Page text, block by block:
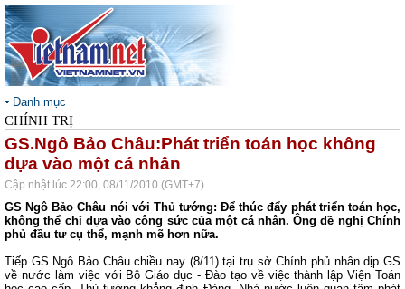
Danh mục
CHÍNH TRỊ
GS.Ngô Bảo Châu:Phát triển toán học không
dựa vào một cá nhân
Cập nhật lúc 22:00, 08/11/2010 (GMT+7)
GS Ngô Bảo Châu nói với Thủ tướng: Để thúc đẩy phát triển toán học,
không thể chỉ dựa vào công sức của một cá nhân. Ông đề nghị Chính
phủ đầu tư cụ thể, mạnh mẽ hơn nữa.
Tiếp GS Ngô Bảo Châu chiều nay (8/11) tại trụ sở Chính phủ nhân dịp GS
về nước làm việc với Bộ Giáo dục - Đào tạo về việc thành lập Viện Toán